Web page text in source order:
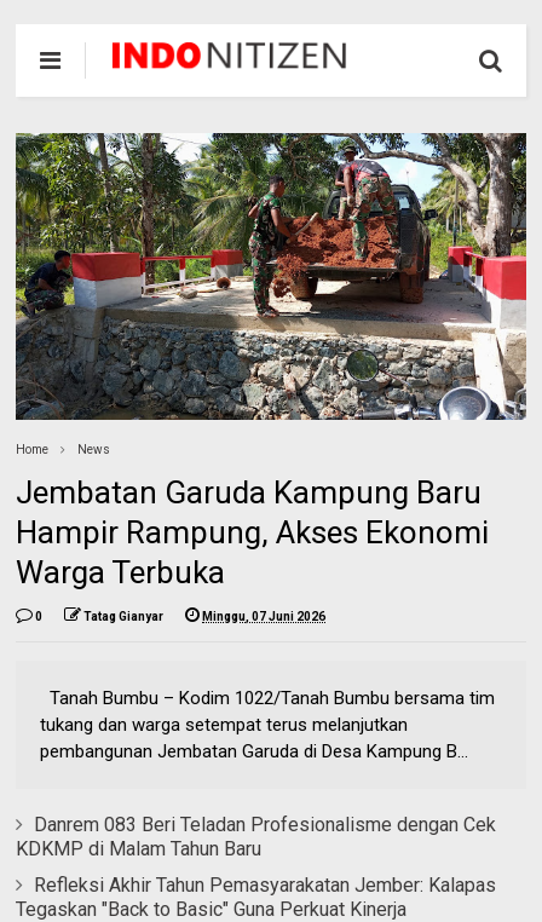
Home News
Jembatan Garuda Kampung Baru
Hampir Rampung, Akses Ekonomi
Warga Terbuka
0 Tatag Gianyar Minggu, 07 Juni 2026
Tanah Bumbu – Kodim 1022/Tanah Bumbu bersama tim
tukang dan warga setempat terus melanjutkan
pembangunan Jembatan Garuda di Desa Kampung B...
Danrem 083 Beri Teladan Profesionalisme dengan Cek
KDKMP di Malam Tahun Baru
Refleksi Akhir Tahun Pemasyarakatan Jember: Kalapas
Tegaskan "Back to Basic" Guna Perkuat Kinerja